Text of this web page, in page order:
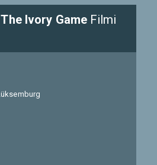
Ivory GameFilmi